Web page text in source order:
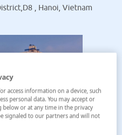
, Hanoi, Vietnam
access information on a device, such
personal data. You may accept or
below or at any time in the privacy
signaled to our partners and will not